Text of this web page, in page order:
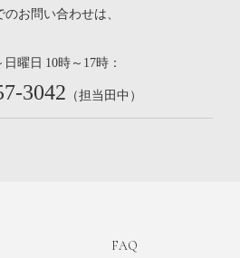
のお問い合わせは、
日曜日 10時～ 17時：
3042 （担当田中）
FAQ